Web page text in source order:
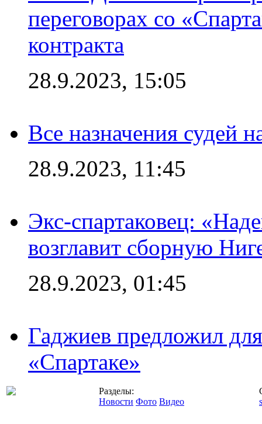
переговорах со
контракта
28.9.2023, 15:05
Все назначения судей
28.9.2023, 11:45
Экс-спартаковец:
возглавит сборную
28.9.2023, 01:45
Гаджиев предложил
«Спартаке»
Разделы:
Новости Фото Видео